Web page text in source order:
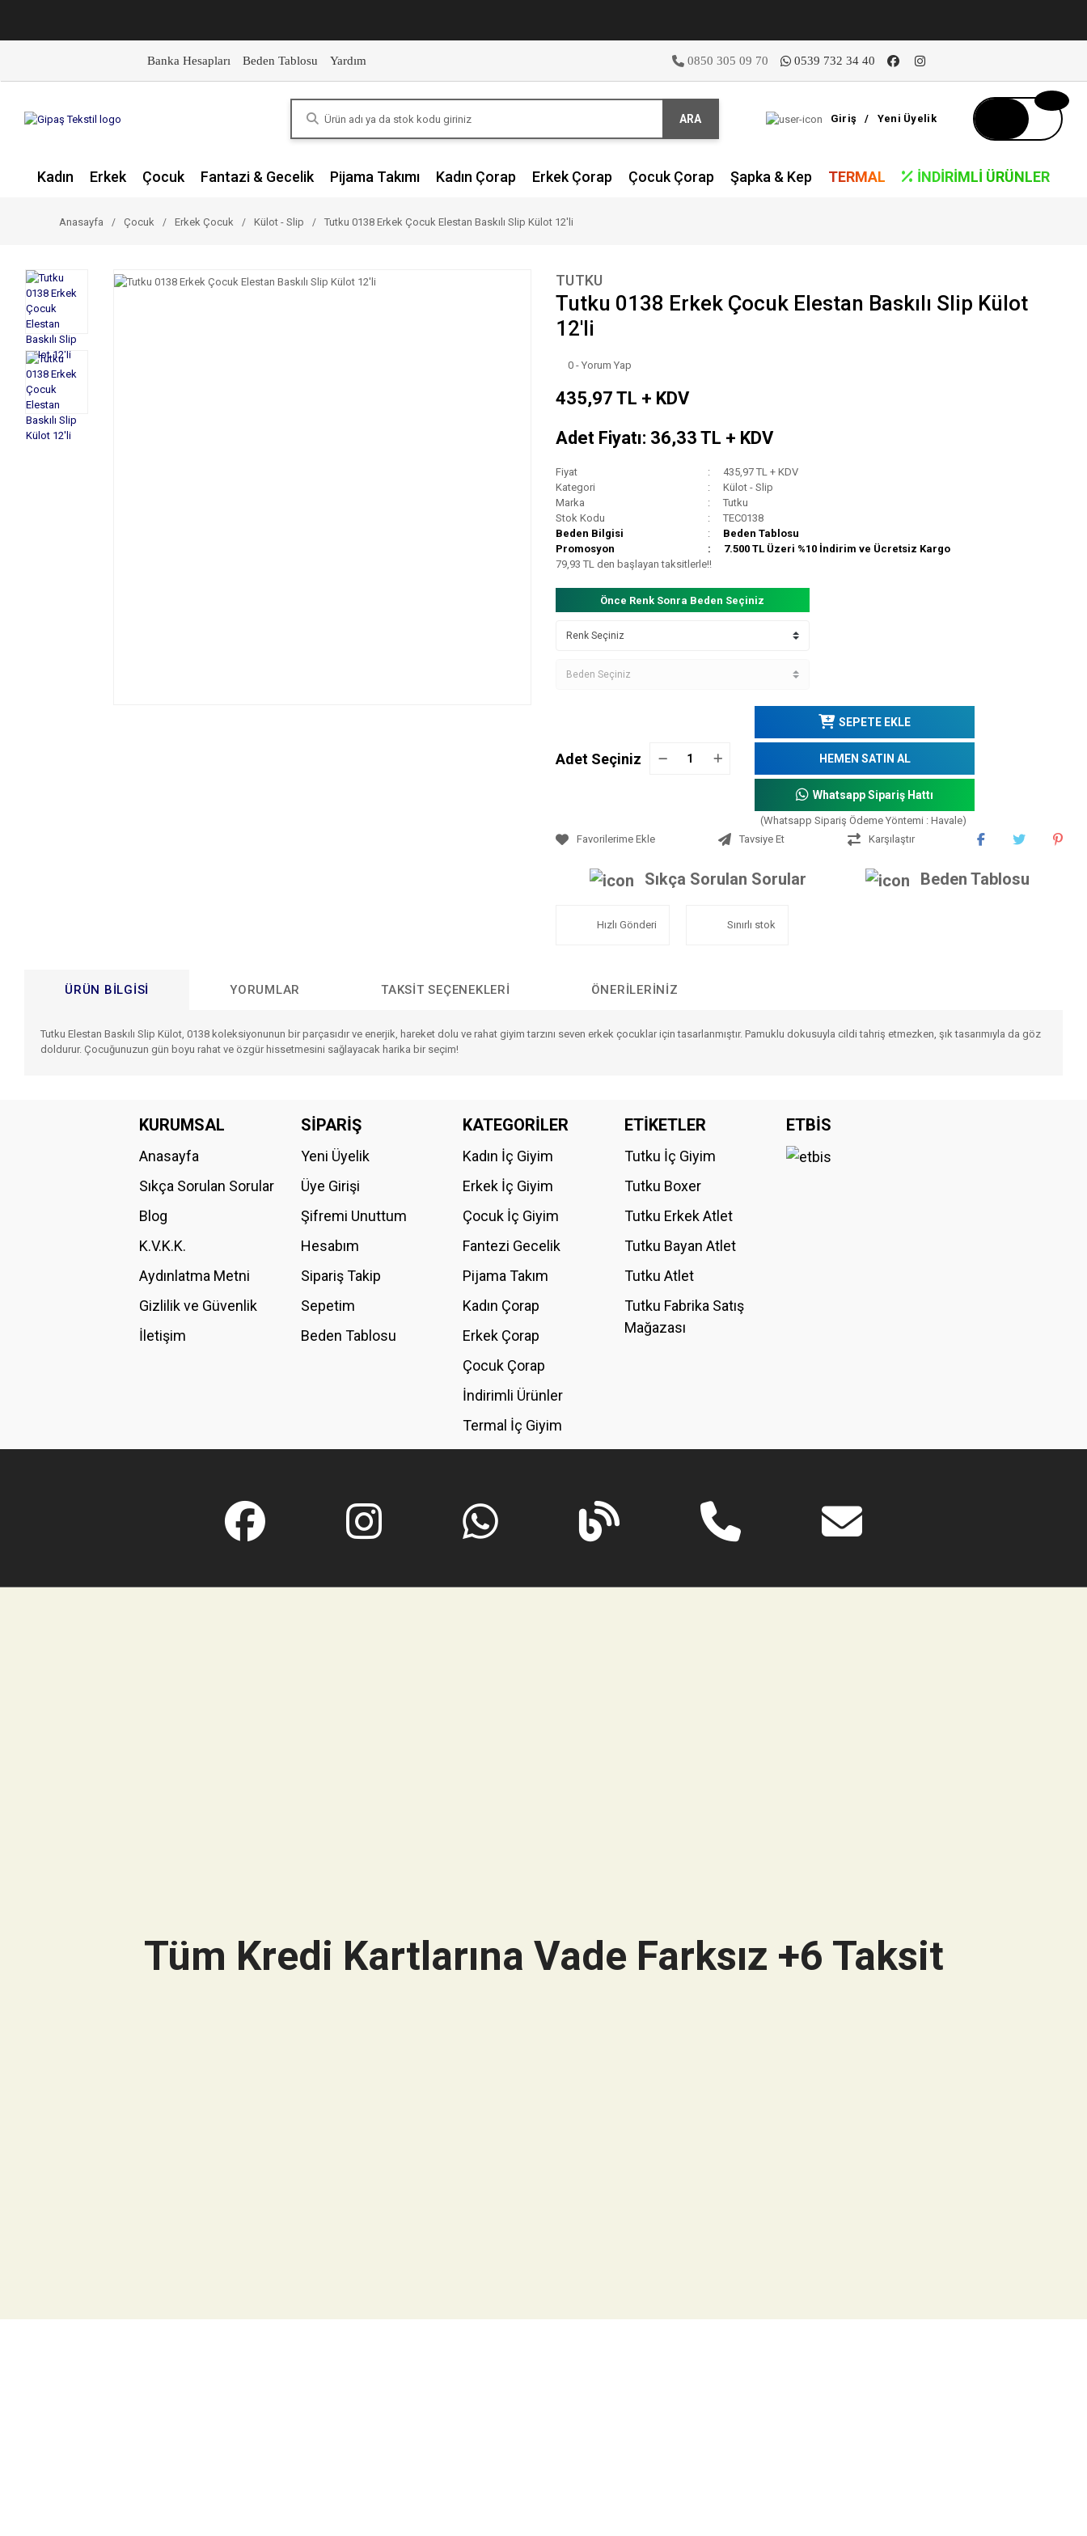
Banka Hesapları Beden Tablosu Yardım 0850 305 09 70 0539 732 34 40
ARA Giriş / Yeni Üyelik
Kadın Erkek Çocuk Fantazi & Gecelik Pijama Takımı Kadın Çorap Erkek Çorap Çocuk Çorap Şapka & Kep TERMAL İNDIRIMLI ÜRÜNLER
Anasayfa Çocuk Erkek Çocuk Külot - Slip Tutku 0138 Erkek Çocuk Elestan Baskılı Slip Külot 12'li
TUTKU
Tutku 0138 Erkek Çocuk Elestan Baskılı Slip Külot
12'li
0 - Yorum Yap
435,97 TL + KDV
Adet Fiyatı: 36,33 TL + KDV
Fiyat
435,97 TL + KDV
Kategori
Külot - Slip
Marka
Tutku
Stok Kodu
TEC0138
Beden Bilgisi
Beden Tablosu
Promosyon
7.500 TL Üzeri %10 İndirim ve Ücretsiz Kargo
79,93 TL den başlayan taksitlerle!!
Önce Renk Sonra Beden Seçiniz
Adet Seçiniz
SEPETE EKLE
HEMEN SATIN AL
Whatsapp Sipariş Hattı
(Whatsapp Sipariş Ödeme Yöntemi : Havale)
Tavsiye Et
Karşılaştır
Sıkça Sorulan Sorular Beden Tablosu
Hızlı Gönderi Sınırlı stok
ÜRÜN BILGISI YORUMLAR TAKSIT SEÇENEKLERI ÖNERILERINIZ
Tutku Elestan Baskılı Slip Külot, 0138 koleksiyonunun bir parçasıdır ve enerjik, hareket dolu ve rahat giyim tarzını seven erkek çocuklar için tasarlanmıştır. Pamuklu dokusuyla cildi tahriş etmezken, şık tasarımıyla da göz
doldurur. Çocuğunuzun gün boyu rahat ve özgür hissetmesini sağlayacak harika bir seçim!
Bu ürüne ilk yorumu siz yapın!
Ürün resmi kalitesiz, bozuk veya görüntülenemiyor.
Ürün fiyatı diğer sitelerden daha pahalı.
Bu ürüne benzer farklı alternatifler olmalı.
KURUMSAL
Anasayfa
Sıkça Sorulan Sorular
Blog
K.V.K.K.
Aydınlatma Metni
Gizlilik ve Güvenlik
İletişim
SİPARİŞ
Yeni Üyelik
Üye Girişi
Şifremi Unuttum
Hesabım
Sipariş Takip
Sepetim
Beden Tablosu
KATEGORİLER
Kadın İç Giyim
Erkek İç Giyim
Çocuk İç Giyim
Fantezi Gecelik
Pijama Takım
Kadın Çorap
Erkek Çorap
Çocuk Çorap
İndirimli Ürünler
Termal İç Giyim
ETİKETLER
Tutku İç Giyim
Tutku Boxer
Tutku Erkek Atlet
Tutku Bayan Atlet
Tutku Atlet
Tutku Fabrika Satış
Mağazası
ETBİS
Tüm Kredi Kartlarına Vade Farksız +6 Taksit